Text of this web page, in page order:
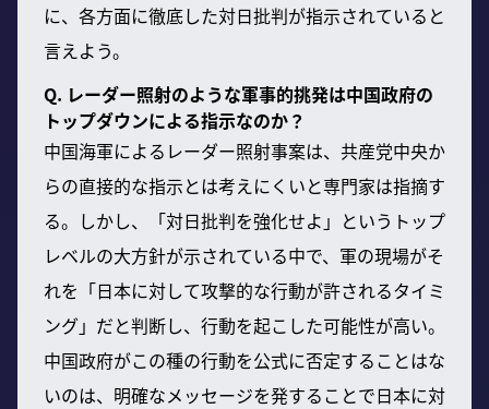
に、各方面に徹底した対日批判が指示されていると
言えよう。
Q. レーダー照射のような軍事的挑発は中国政府の
トップダウンによる指示なのか？
中国海軍によるレーダー照射事案は、共産党中央か
らの直接的な指示とは考えにくいと専門家は指摘す
る。しかし、「対日批判を強化せよ」というトップ
レベルの大方針が示されている中で、軍の現場がそ
れを「日本に対して攻撃的な行動が許されるタイミ
ング」だと判断し、行動を起こした可能性が高い。
中国政府がこの種の行動を公式に否定することはな
いのは、明確なメッセージを発することで日本に対